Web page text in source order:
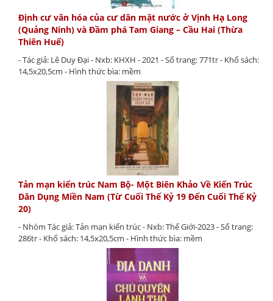
Định cư văn hóa của cư dân mặt nước ở Vịnh Hạ Long
(Quảng Ninh) và Đầm phá Tam Giang – Cầu Hai (Thừa
Thiên Huế)
- Tác giả: Lê Duy Đại - Nxb: KHXH - 2021 - Số trang: 771tr - Khổ sách:
14,5x20,5cm - Hình thức bìa: mềm
Tản mạn kiến trúc Nam Bộ- Một Biên Khảo Về Kiến Trúc
Dân Dụng Miền Nam (Từ Cuối Thế Kỷ 19 Đến Cuối Thế Kỷ
20)
- Nhóm Tác giả: Tản mạn kiến trúc - Nxb: Thế Giới-2023 - Số trang:
286tr - Khổ sách: 14,5x20,5cm - Hình thức bìa: mềm